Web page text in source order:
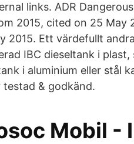
links. ADR
2015, cited on 25 May
2015. Ett värdefullt
IBC dieseltank i
i aluminium eller stål
testad & godkänd.
Mobil -